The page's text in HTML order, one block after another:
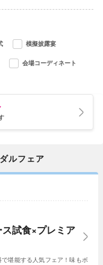
模擬披露宴
会場コーディネート
ルフェア
ス試食×プレミア
堪能する人気フェア！味もボ